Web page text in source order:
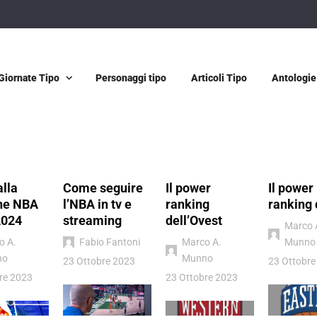
Tipo Personaggi tipo Articoli Tipo
NBA
A.
2023
Come seguire
l’NBA in tv e
streaming
Fabio Fantoni
23 Ottobre 2023
Il power
ranking
dell’Ovest
Marco A.
Munno
23 Ottobre 2023
Il power
ranking
Marco
Munno
23